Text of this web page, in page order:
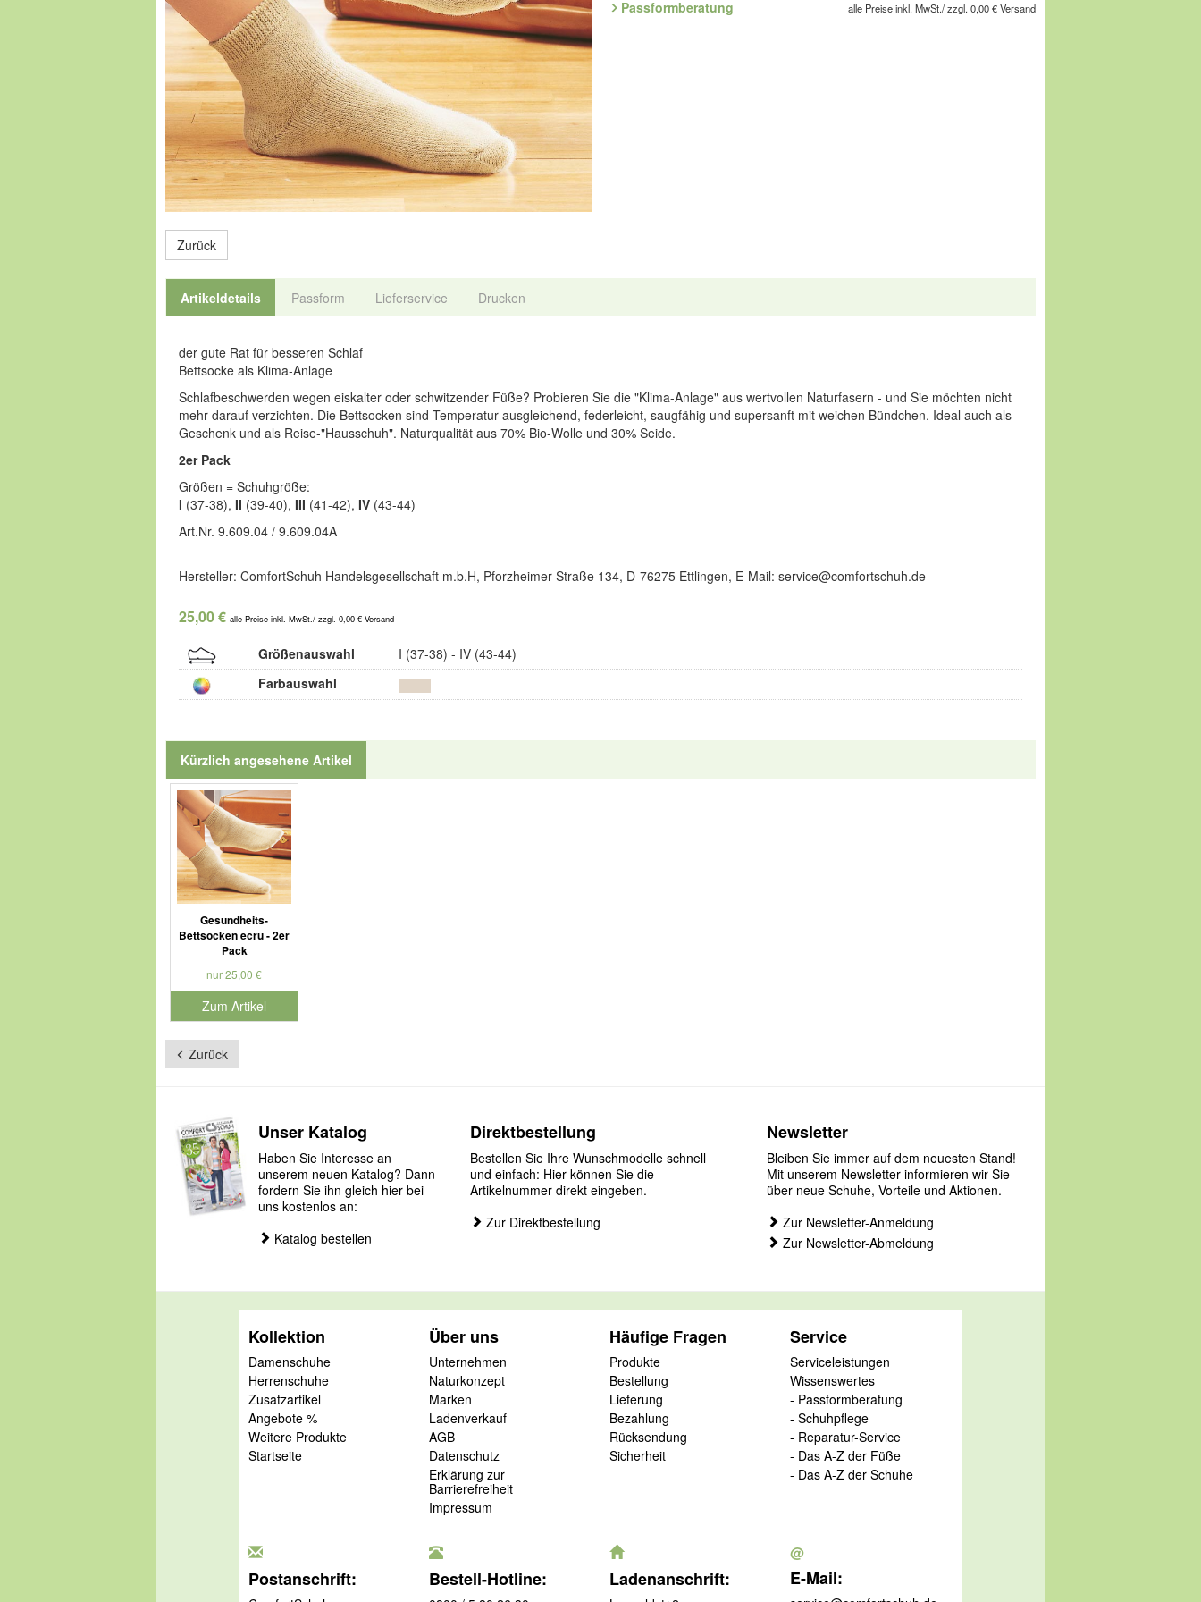
Passformberatung alle Preise inkl. MwSt./ zzgl. 0,00 € Versand
Zurück
Artikeldetails Passform Lieferservice Drucken
der gute Rat für besseren Schlaf
Bettsocke als Klima-Anlage
Schlafbeschwerden wegen eiskalter oder schwitzender Füße? Probieren Sie die "Klima-Anlage" aus wertvollen Naturfasern - und Sie möchten nicht
mehr darauf verzichten. Die Bettsocken sind Temperatur ausgleichend, federleicht, saugfähig und supersanft mit weichen Bündchen. Ideal auch als
Geschenk und als Reise-"Hausschuh". Naturqualität aus 70% Bio-Wolle und 30% Seide.
2er Pack
Größen = Schuhgröße:
I (37-38), II (39-40), III (41-42), IV (43-44)
Art.Nr. 9.609.04 / 9.609.04A
Hersteller: ComfortSchuh Handelsgesellschaft m.b.H, Pforzheimer Straße 134, D-76275 Ettlingen, E-Mail: service@comfortschuh.de
25,00 € alle Preise inkl. MwSt./ zzgl. 0,00 € Versand
Größenauswahl
I (37-38) - IV (43-44)
Farbauswahl
Kürzlich angesehene Artikel
Gesundheits-
Bettsocken ecru - 2er
Pack
nur 25,00 €
Zum Artikel
Zurück
Unser Katalog
Haben Sie Interesse an
unserem neuen Katalog? Dann
fordern Sie ihn gleich hier bei
uns kostenlos an:
Katalog bestellen
Direktbestellung
Bestellen Sie Ihre Wunschmodelle schnell
und einfach: Hier können Sie die
Artikelnummer direkt eingeben.
Zur Direktbestellung
Newsletter
Bleiben Sie immer auf dem neuesten Stand!
Mit unserem Newsletter informieren wir Sie
über neue Schuhe, Vorteile und Aktionen.
Zur Newsletter-Anmeldung
Zur Newsletter-Abmeldung
Kollektion
Damenschuhe
Herrenschuhe
Zusatzartikel
Angebote %
Weitere Produkte
Startseite
Über uns
Unternehmen
Naturkonzept
Marken
Ladenverkauf
AGB
Datenschutz
Erklärung zur
Barrierefreiheit
Impressum
Häufige Fragen
Produkte
Bestellung
Lieferung
Bezahlung
Rücksendung
Sicherheit
Service
Serviceleistungen
Wissenswertes
- Passformberatung
- Schuhpflege
- Reparatur-Service
- Das A-Z der Füße
- Das A-Z der Schuhe
Postanschrift: Bestell-Hotline: Ladenanschrift:
@
E-Mail: